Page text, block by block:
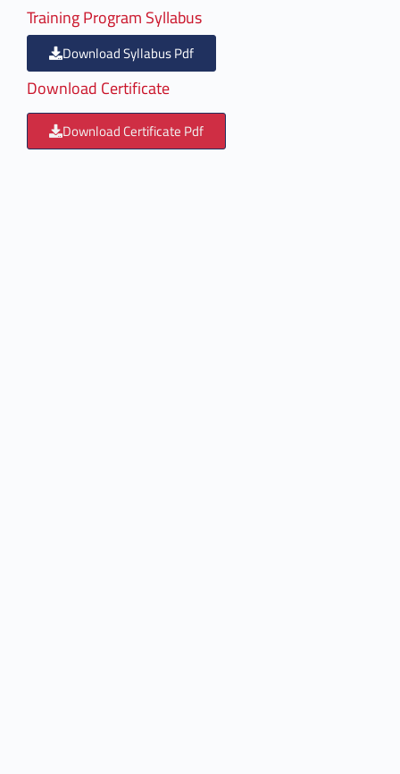
Training Program Syllabus
Download Syllabus Pdf
Download Certificate
Download Certificate Pdf